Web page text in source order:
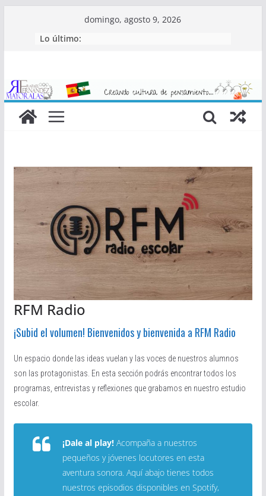
domingo, agosto 9, 2026
Lo último:
RFM Radio
¡Subid el volumen! Bienvenidos y bienvenida a RFM Radio
Un espacio donde las ideas vuelan y las voces de nuestros alumnos
son las protagonistas. En esta sección podrás encontrar todos los
programas, entrevistas y reflexiones que grabamos en nuestro estudio
escolar.
¡Dale al play!Acompaña a nuestros
pequeños y jóvenes locutores en esta
aventura sonora. Aquí abajo tienes todos
nuestros episodios disponibles en Spotify,